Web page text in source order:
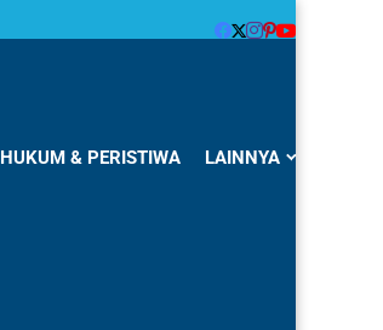
HUKUM & PERISTIWA LAINNYA